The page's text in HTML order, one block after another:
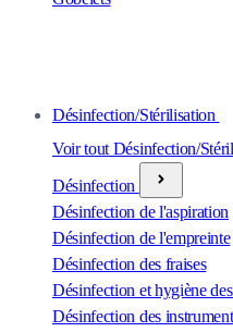
Désinfection/Stérilisation
Voir tout Désinfection/
Désinfection
Désinfection de l'aspiration
Désinfection de l'empreinte
Désinfection des fraises
Désinfection et hygiène
Désinfection des